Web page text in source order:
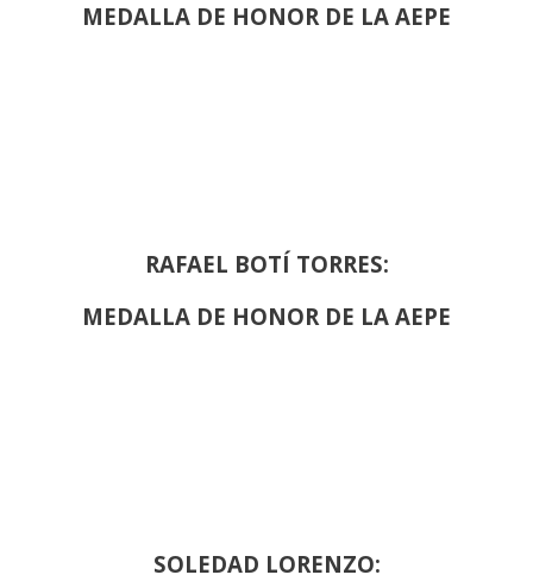
MEDALLA DE HONOR DE LA AEPE
RAFAEL BOTÍ TORRES:
MEDALLA DE HONOR DE LA AEPE
SOLEDAD LORENZO: